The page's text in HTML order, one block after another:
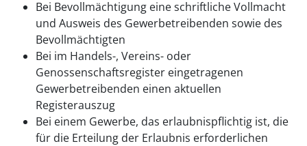
Bei Bevollmächtigung eine schriftliche Vollmacht
und Ausweis des Gewerbetreibenden sowie des
Bevollmächtigten
Bei im Handels-, Vereins- oder
Genossenschaftsregister eingetragenen
Gewerbetreibenden einen aktuellen
Registerauszug
Bei einem Gewerbe, das erlaubnispflichtig ist, die
für die Erteilung der Erlaubnis erforderlichen